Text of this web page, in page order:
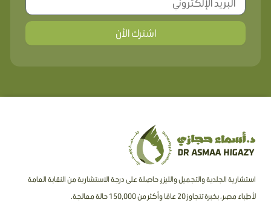
اشترك الأن
استشارية الجلدية والتجميل والليزر، حاصلة على درجة الاستشارية من النقابة العامة
لأطباء مصر ، بخبرة تتجاوز 20 عامًا وأكثر من 150,000 حالة معالجة.